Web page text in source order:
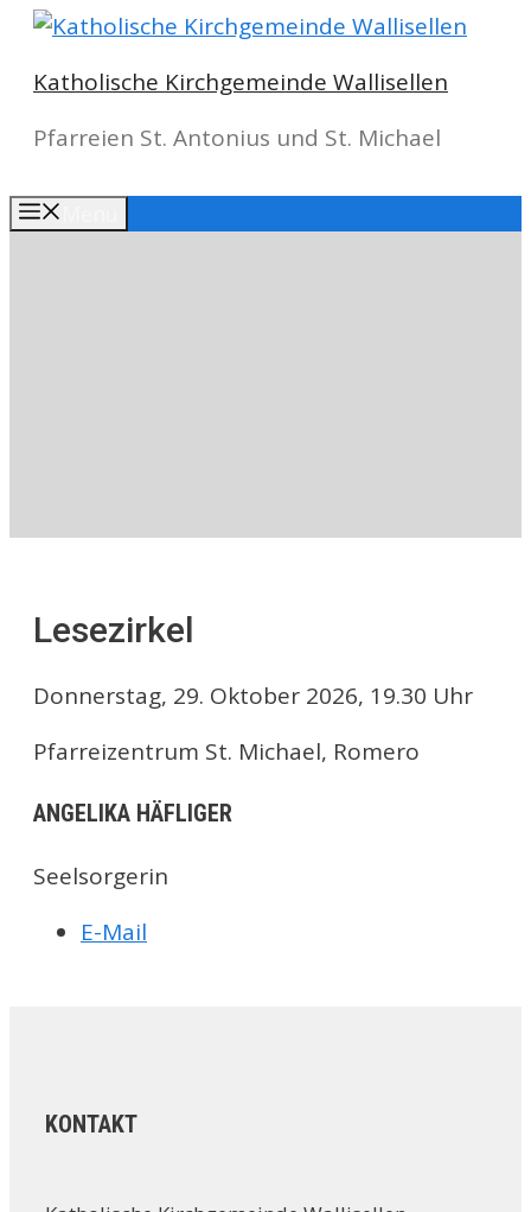
Springe
Inhalt
Katholische Kirchgemeinde Wallisellen
Pfarreien St. Antonius und St. Michael
Lesezirkel
Donnerstag, 29. Oktober 2026, 19.30 Uhr
Pfarreizentrum St. Michael, Romero
ANGELIKA HÄFLIGER
Seelsorgerin
E-Mail
KONTAKT